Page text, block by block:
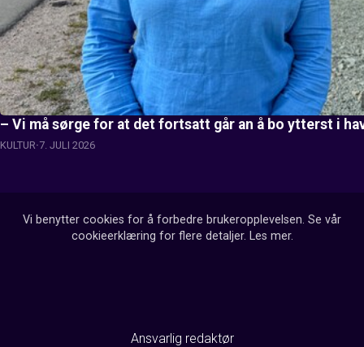
– Vi må sørge for at det fortsatt går an å bo ytterst i
KULTUR 7. JULI 2026
Vi benytter cookies for å forbedre brukeropplevelsen. Se vår
cookieerklæring for flere detaljer. Les mer.
Ansvarlig redaktør